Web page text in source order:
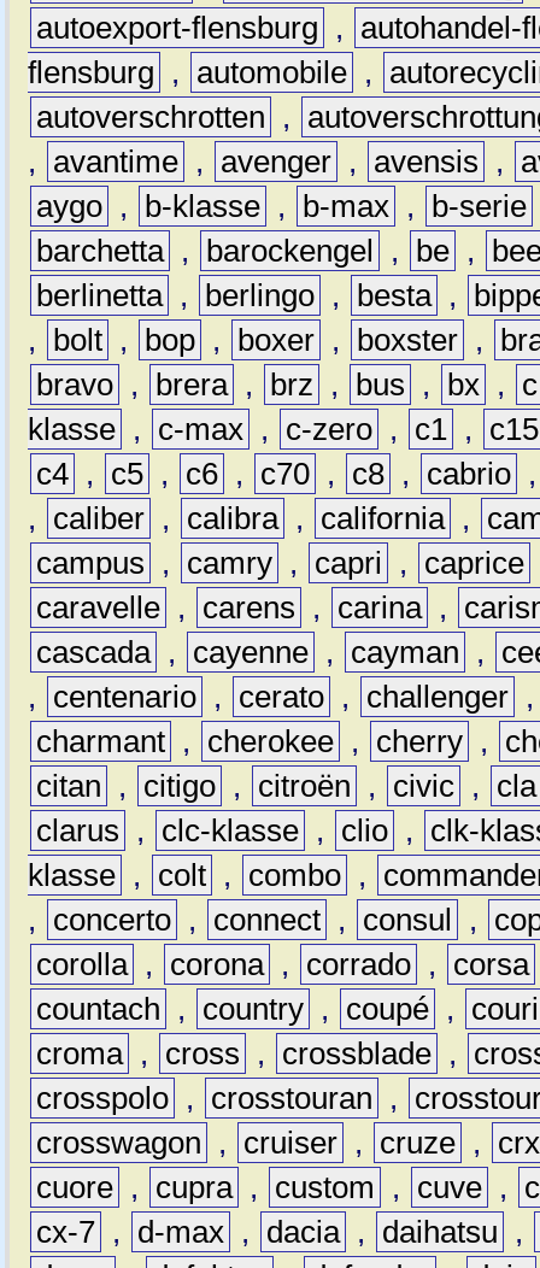
autoexport-flensburg
,
autohandel-
flensburg
, automobile ,
autoverschrotten
,
,
avantime , avenger , avensis ,
aygo , b-klasse , b-max , b-serie
barchetta , barockengel , be ,
berlinetta , berlingo , besta ,
,
bolt , bop , boxer , boxster ,
bravo , brera , brz , bus , bx ,
c
klasse , c-max , c-zero , c1 ,
c15
c4 , c5 , c6 , c70 , c8 , cabrio
,
caliber , calibra , california ,
campus
, camry , capri , caprice
caravelle , carens , carina ,
cascada , cayenne , cayman ,
,
centenario , cerato , challenger
charmant , cherokee , cherry ,
citan
, citigo , citroën , civic ,
cla
clarus
, clc-klasse , clio ,
clk-
klasse , colt , combo ,
,
concerto , connect , consul ,
corolla , corona , corrado , corsa
countach
, country , coupé ,
croma , cross , crossblade ,
crosspolo , crosstouran ,
crosswagon
, cruiser , cruze ,
crx
cuore , cupra , custom , cuve ,
cx-7 , d-max , dacia , daihatsu
,